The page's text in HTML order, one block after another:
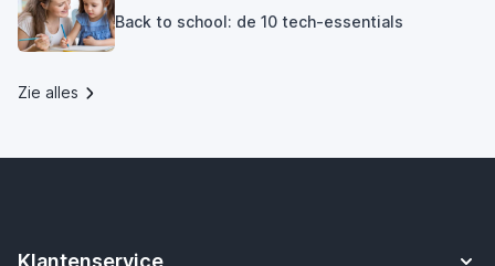
Back to school: de 10 tech-essentials
Zie alles
Klantenservice